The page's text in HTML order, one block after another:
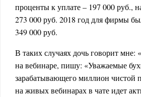
проценты к уплате – 197 000 руб.,
273 000 руб. 2018 год для фирмы
349 000 руб.
В таких случаях дочь говорит
на вебинаре, пишу: «Уважаемые
зарабатывающего миллион
на живых вебинарах в чате идет